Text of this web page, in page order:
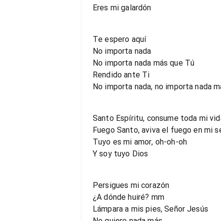
Eres mi galardón
Te espero aquí
No importa nada
No importa nada más que Tú
Rendido ante Ti
No importa nada, no importa nada
Santo Espíritu, consume toda mi
Fuego Santo, aviva el fuego en mi
Tuyo es mi amor, oh-oh-oh
Y soy tuyo Dios
Persigues mi corazón
¿A dónde huiré? mm
Lámpara a mis pies, Señor Jesús